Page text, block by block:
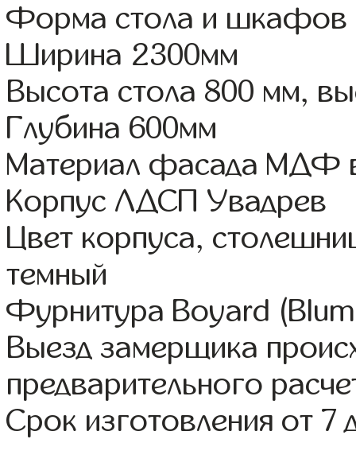
Форма стола и шкафов
Ширина 2300мм
Высота стола 800 мм,
Глубина 600мм
Материал фасада МДФ
Корпус ЛДСП Увадрев
Цвет корпуса,
темный
Фурнитура Boyard
Выезд замерщика
предварительного
Срок изготовления от 7